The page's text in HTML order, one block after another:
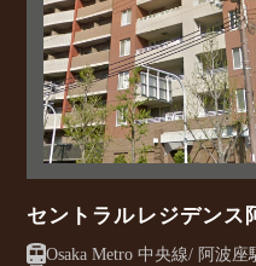
セントラルレジデンス